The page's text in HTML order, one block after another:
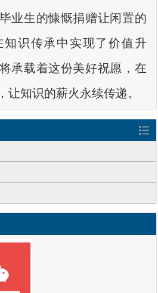
业生的慷慨捐赠让闲置的
识传承中实现了价值升
承载着这份美好祝愿，在
让知识的薪火永续传递。